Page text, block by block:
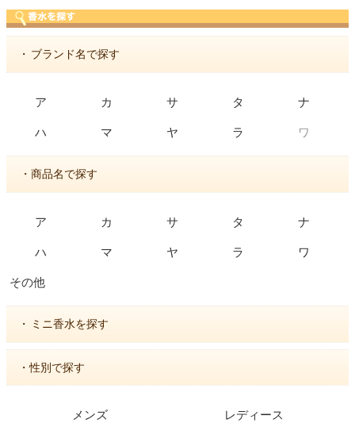
・ ブランド名で探す
ア カ サ タ ナ
ハ マ ヤ ラ ワ
・商品名で探す
ア カ サ タ ナ
ハ マ ヤ ラ ワ
その他
・ ミニ香水を探す
・性別で探す
メンズ レディース